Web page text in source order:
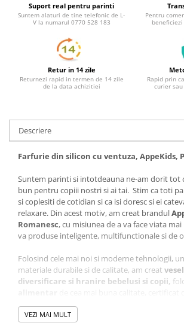
Suport real pentru parinti
Suntem alaturi de tine telefonic de L-
V la numarul 0770 528 183
Pentru
Retur in 14 zile
Returnezi rapid in termen de 14 zile
de la data achizitiei
Rapid prin
curier
Descriere
Farfurie din silicon cu ventuza, AppeKids,
Suntem parinti si intotdeauna ne-am dorit tot
bun pentru copiii nostri si ai tai. Stim ca toti
si coplesiti de cotidian si ca isi doresc si ei
relaxare. Din acest motiv, am creat brandul
Romanesc, cu misiunea de a va face viata
va produse inteligente, multifunctionale si de
Folosind cele mai noi si moderne tehnologii,
materiale durabile si de calitate, am creat
diversificare si hranire bebelusi si copii,
Administration (FDA) USA si LFGB (german
Produsele noastre sunt testate în unități
VEZI MAI MULT